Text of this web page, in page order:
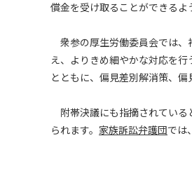
償金を受け取ることができる
衆参の厚生労働委員会では、
え、よりきめ細やかな対応を
とともに、偏見差別解消策、
附帯決議にも指摘されている
られます。 家族訴訟弁護団では